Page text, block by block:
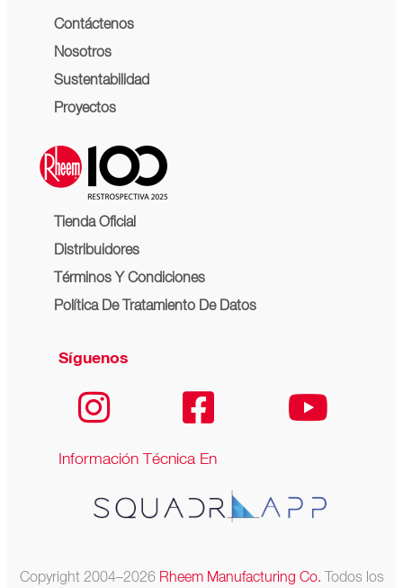
Contáctenos
Nosotros
Sustentabilidad
Proyectos
Tienda Oficial
Distribuidores
Términos Y Condiciones
Política De Tratamiento De Datos
Síguenos
Información Técnica En
Copyright 2004–2026 Rheem Manufacturing Co. Todos los